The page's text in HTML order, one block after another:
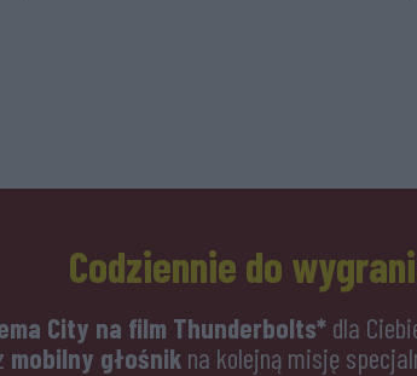
Codziennie do
City na film Thunderbolts* dla
mobilny głośnik na kolejną misję